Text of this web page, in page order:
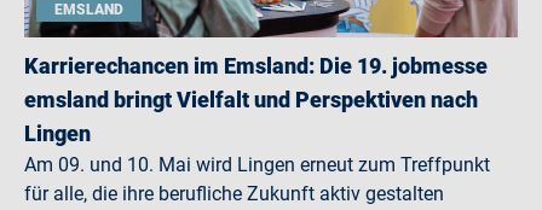
EMSLAND
Karrierechancen im Emsland: Die 19. jobmesse
emsland bringt Vielfalt und Perspektiven nach
Lingen
Am 09. und 10. Mai wird Lingen erneut zum Treffpunkt
für alle, die ihre berufliche Zukunft aktiv gestalten